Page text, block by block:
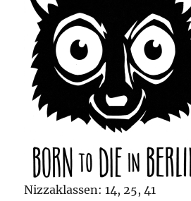
Nizzaklassen: 14, 25, 41